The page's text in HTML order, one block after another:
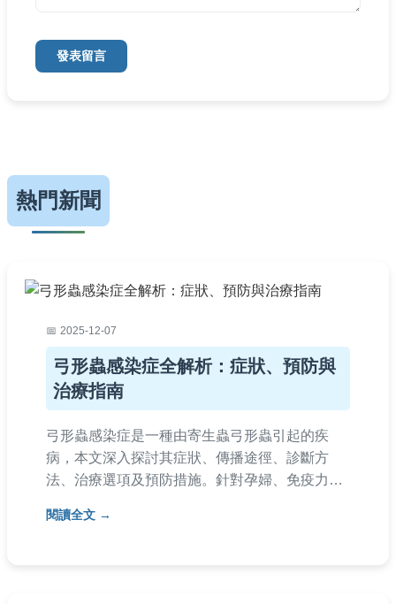
發表留言
熱門新聞
2025-12-07
弓形蟲感染症全解析：症狀、預防與
治療指南
弓形蟲感染症是一種由寄生蟲弓形蟲引起的疾
病，本文深入探討其症狀、傳播途徑、診斷方
法、治療選項及預防措施。針對孕婦、免疫力低
問，幫助您有效防範弓形蟲感染症。內容涵蓋日
閱讀全文